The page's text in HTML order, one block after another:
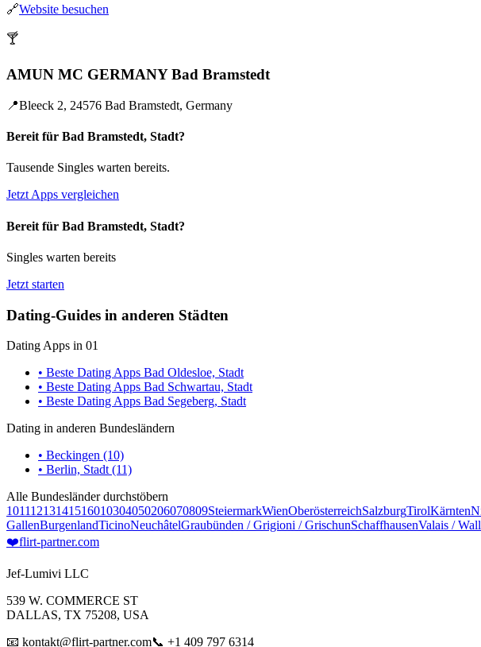
🔗Website besuchen
🍸
AMUN MC GERMANY Bad Bramstedt
📍Bleeck 2, 24576 Bad Bramstedt, Germany
Bereit für Bad Bramstedt, Stadt?
Tausende Singles warten bereits.
Jetzt Apps vergleichen
Bereit für Bad Bramstedt, Stadt?
Singles warten bereits
Jetzt starten
Dating-Guides in anderen Städten
Dating Apps in 01
• Beste Dating Apps Bad Oldesloe, Stadt
• Beste Dating Apps Bad Schwartau, Stadt
• Beste Dating Apps Bad Segeberg, Stadt
Dating in anderen Bundesländern
• Beckingen (10)
• Berlin, Stadt (11)
Alle Bundesländer durchstöbern
10111213141516010304050206070809SteiermarkWienOberösterreichSalzburgTirolKärnten
GallenBurgenlandTicinoNeuchâtelGraubünden / Grigioni / GrischunSchaffhausenValais /
❤️flirt-partner.com
Jef-Lumivi LLC
539 W. COMMERCE ST
DALLAS, TX 75208, USA
📧 kontakt@flirt-partner.com📞 +1 409 797 6314